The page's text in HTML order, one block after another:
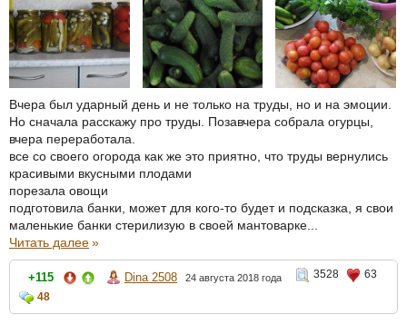
Вчера был ударный день и не только на труды, но и на эмоции.
Но сначала расскажу про труды. Позавчера собрала огурцы,
вчера переработала.
все со своего огорода как же это приятно, что труды вернулись
красивыми вкусными плодами
порезала овощи
подготовила банки, может для кого-то будет и подсказка, я свои
маленькие банки стерилизую в своей мантоварке...
Читать далее»
+115 Dina 2508 24 августа 2018 года 3528
63
48